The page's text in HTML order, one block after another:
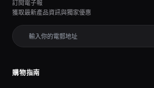
訂閱電子報
獲取最新產品資訊與獨家優惠
購物指南